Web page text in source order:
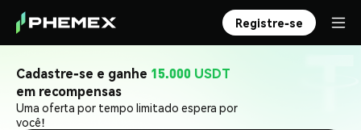
Registre-se
Cadastre-se e ganhe 15.000 USDT
em recompensas
Uma oferta por tempo limitado espera por
você!